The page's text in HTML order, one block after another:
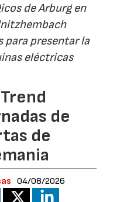
de Arburg en
para presentar la
eléctricas
de
de
04/08/2026